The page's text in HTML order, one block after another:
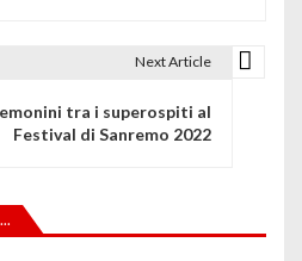
Next Article
tra i superospiti al
Festival di Sanremo 2022